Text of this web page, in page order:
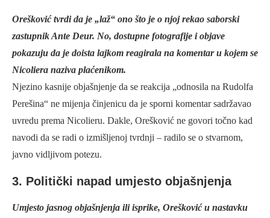
Orešković tvrdi da je „laž“ ono što je o njoj rekao saborski
zastupnik Ante Deur. No, dostupne fotografije i objave
pokazuju da je doista lajkom reagirala na komentar u kojem se
Nicoliera naziva plaćenikom.
Njezino kasnije objašnjenje da se reakcija „odnosila na Rudolfa
Perešina“ ne mijenja činjenicu da je sporni komentar sadržavao
uvredu prema Nicolieru. Dakle, Orešković ne govori točno kad
navodi da se radi o izmišljenoj tvrdnji – radilo se o stvarnom,
javno vidljivom potezu.
3. Politički napad umjesto objašnjenja
Umjesto jasnog objašnjenja ili isprike, Orešković u nastavku